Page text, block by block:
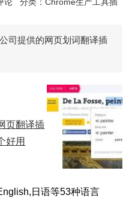
司提供的网页划词翻译插
页翻译插
好用
日语等53种语言